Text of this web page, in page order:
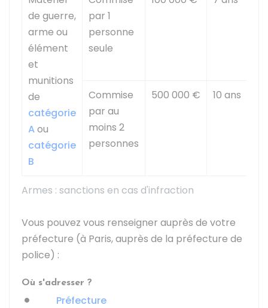
Armes : sanctions en cas d'infraction
de guerre,
arme ou
élément
et
munitions
de
catégorie
Aou
catégorie
B
par 1
personne
seule
Commise
par au
moins 2
personnes
500 000 € 10 ans
Vous pouvez vous renseigner auprès de votre
préfecture (à Paris, auprès de la préfecture de
police) :
Où s'adresser ?
Préfecture